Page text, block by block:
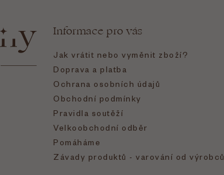
Informace pro vás
Jak vrátit nebo vyměnit zboží?
Doprava a platba
Ochrana osobních údajů
Obchodní podmínky
Pravidla soutěží
Velkoobchodní odběr
Pomáháme
Závady produktů - varování od výrobců